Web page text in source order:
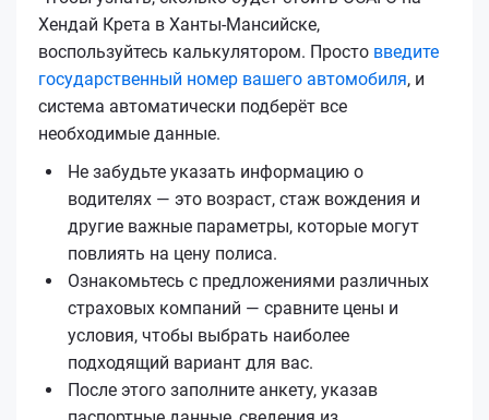
Хендай Крета в Ханты-Мансийске,
воспользуйтесь калькулятором. Просто введите
государственный номер вашего автомобиля, и
система автоматически подберёт все
необходимые данные.
Не забудьте указать информацию о
водителях — это возраст, стаж вождения и
другие важные параметры, которые могут
повлиять на цену полиса.
Ознакомьтесь с предложениями различных
страховых компаний — сравните цены и
условия, чтобы выбрать наиболее
подходящий вариант для вас.
После этого заполните анкету, указав